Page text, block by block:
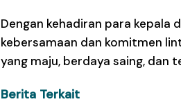
Dengan kehadiran para kepala
kebersamaan dan komitmen
yang maju, berdaya saing, dan
Berita Terkait